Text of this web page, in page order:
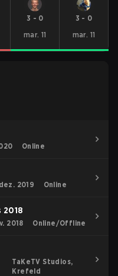
3 - 0
mar. 11
3 - 0
mar. 11
Online
2019 Online
2018
2018 Online/Offline
TaKeTV Studios,
Krefeld